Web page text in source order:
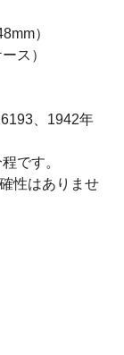
）
ス）
、1942年
です。
性はありませ